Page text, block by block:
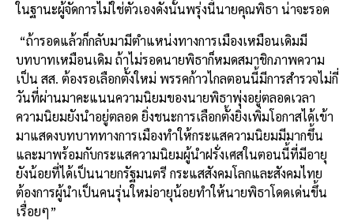
ในฐานะผู้จัดการไม่ใช่ตัวเองดังนั้นพรุ่งนี้นายคุณพิธา น่าจะรอด
“ถ้ารอดแล้วก็กลับมามีตำแหน่งทางการเมืองเหมือนเดิมมี
บทบาทเหมือนเดิม ถ้าไม่รอดนายพิธาก็หมดสมาชิกภาพความ
เป็น สส. ต้องรอเลือกตั้งใหม่ พรรคก้าวไกลตอนนี้มีการสำรวจไม่กี่
วันที่ผ่านมาคะแนนความนิยมของนายพิธาพุ่งอยู่ตลอดเวลา
ความนิยมยังนำอยู่ตลอด ยิ่งชนะการเลือกตั้งยิ่งเพิ่มโอกาสได้เข้า
มาแสดงบทบาททางการเมืองทำให้กระแสความนิยมมีมากขึ้น
และมาพร้อมกับกระแสความนิยมผู้นำฝรั่งเศสในตอนนี้ที่มีอายุ
ยังน้อยที่ได้เป็นนายกรัฐมนตรี กระแสสังคมโลกและสังคมไทย
ต้องการผู้นำเป็นคนรุ่นใหม่อายุน้อยทำให้นายพิธาโดดเด่นขึ้น
เรื่อยๆ”